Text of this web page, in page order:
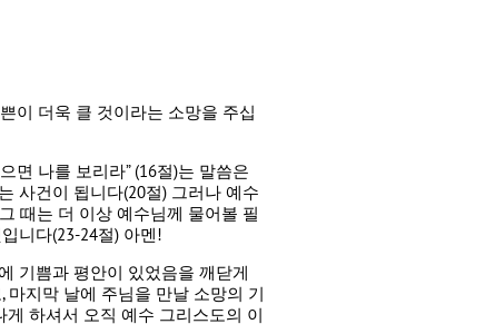
이 더욱 클 것이라는 소망을 주십
면 나를 보리라” (16절)는 말씀은
사건이 됩니다(20절) 그러나 예수
때는 더 이상 예수님께 물어볼 필
니다(23-24절) 아멘!
기쁨과 평안이 있었음을 깨닫게
마지막 날에 주님을 만날 소망의 기
하셔서 오직 예수 그리스도의 이